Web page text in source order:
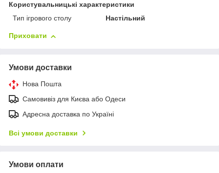
Користувальницькі характеристики
Тип ігрового столу
Настільний
Приховати
Умови доставки
Нова Пошта
Самовивіз для Києва або Одеси
Адресна доставка по Україні
Всі умови доставки
Умови оплати